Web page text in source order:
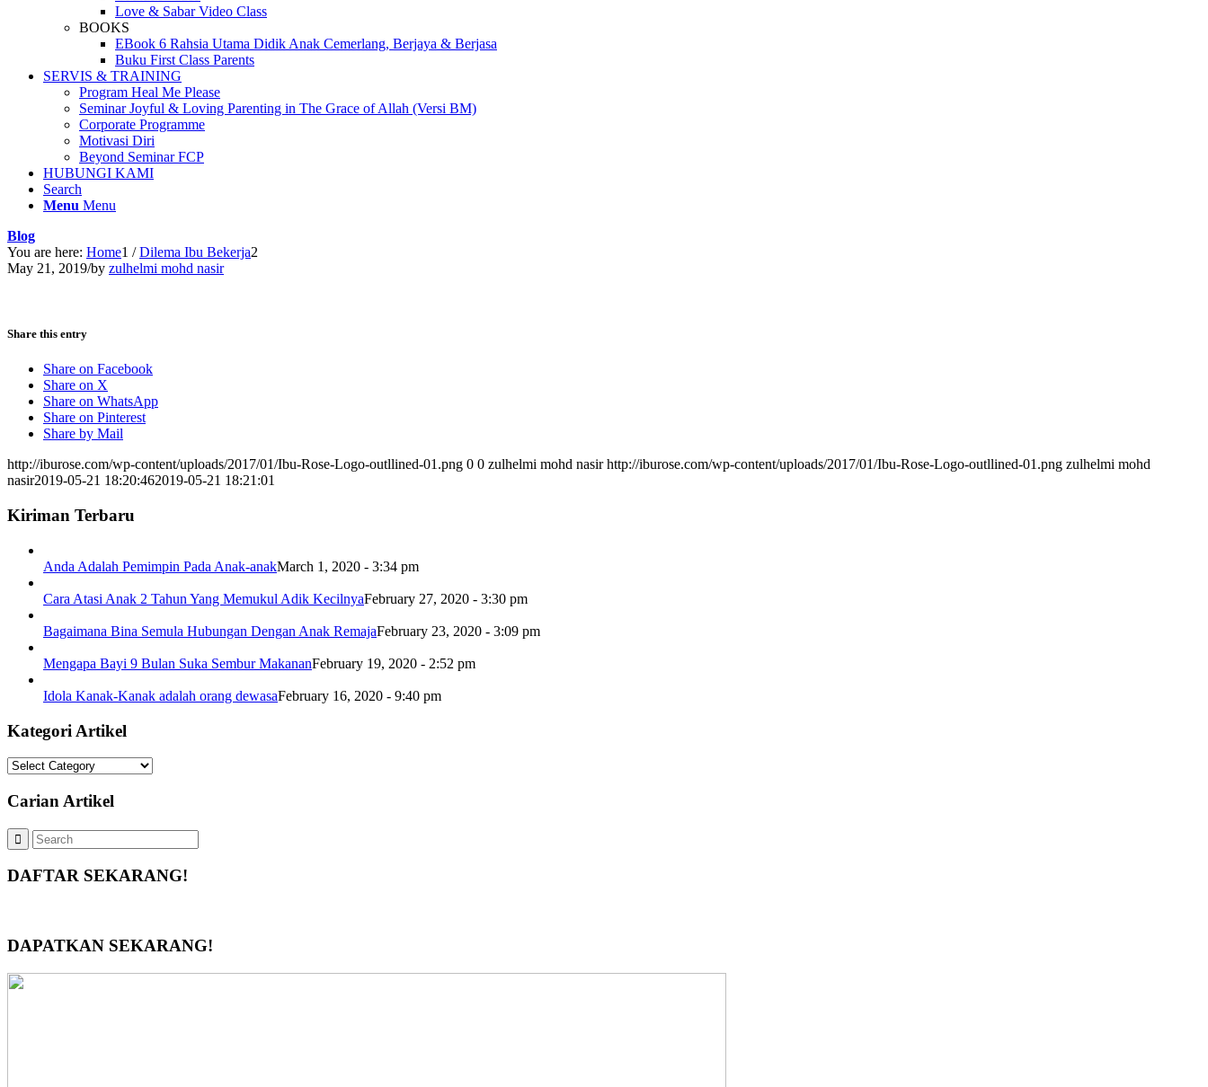
Love & Sabar Video Class
BOOKS
EBook 6 Rahsia Utama Didik Anak Cemerlang, Berjaya & Berjasa
Buku First Class Parents
SERVIS & TRAINING
Program Heal Me Please
Seminar Joyful & Loving Parenting in The Grace of Allah (Versi BM)
Corporate Programme
Motivasi Diri
Beyond Seminar FCP
HUBUNGI KAMI
Search
Menu Menu
Blog
You are here: Home1 / Dilema Ibu Bekerja2
May 21, 2019/by zulhelmi mohd nasir
Share this entry
Share on Facebook
Share on X
Share on WhatsApp
Share on Pinterest
Share by Mail
http://iburose.com/wp-content/uploads/2017/01/Ibu-Rose-Logo-outllined-01.png 0 0 zulhelmi mohd nasir http://iburose.com/wp-content/uploads/2017/01/Ibu-Rose-Logo-outllined-01.png zulhelmi mohd
nasir2019-05-21 18:20:462019-05-21 18:21:01
Kiriman Terbaru
Anda Adalah Pemimpin Pada Anak-anakMarch 1, 2020 - 3:34 pm
Cara Atasi Anak 2 Tahun Yang Memukul Adik KecilnyaFebruary 27, 2020 - 3:30 pm
Bagaimana Bina Semula Hubungan Dengan Anak RemajaFebruary 23, 2020 - 3:09 pm
Mengapa Bayi 9 Bulan Suka Sembur MakananFebruary 19, 2020 - 2:52 pm
Idola Kanak-Kanak adalah orang dewasaFebruary 16, 2020 - 9:40 pm
Kategori Artikel
Kategori
Carian Artikel
DAFTAR SEKARANG!
DAPATKAN SEKARANG!